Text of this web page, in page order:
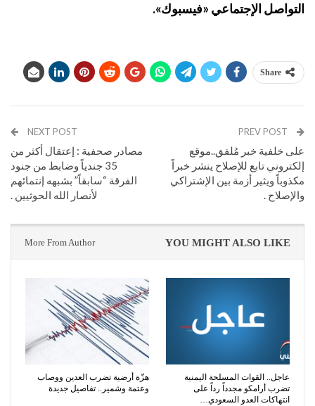
التواصل الإجتماعي «فيسبوك».
Share
على خلفية خبر مُلفق..موقع
إلكتروني تابع للإصلاح ينشر خبراً
مكذوباً ويثير أزمة بين الإشتراكي
والإصلاح .
NEXT POST
مصادر صحفية : إعتقال أكثر من
35 جندياً وضابط من جنود
الفرقة “سابقاً” بشبهه إنتمائهم
لأنصار الله الحوثيين .
YOU MIGHT ALSO LIKE
More From Author
عاجل.. القوات المسلحة اليمنية
تضرب أرامكو مجدداً رداً على
انتهاكات العدو السعودي…
هزّة أرضية تضرب العدين ووصاب
وعتمة وشمير.. تفاصيل جديدة